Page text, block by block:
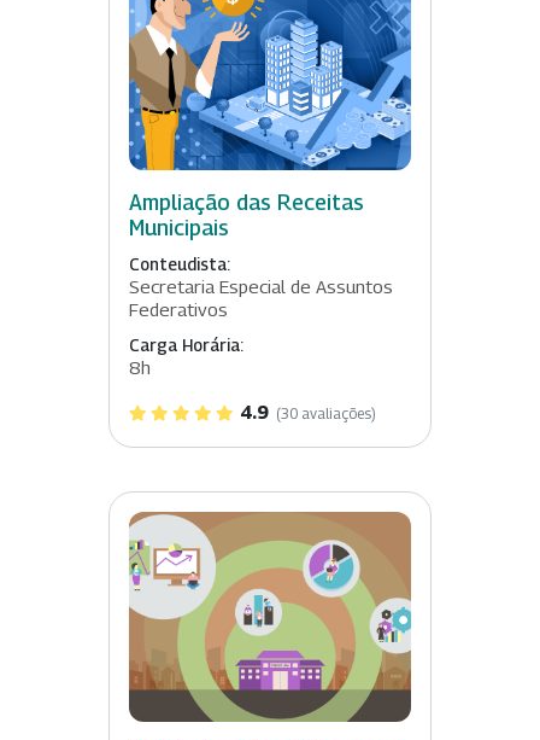
Ampliação das Receitas
Municipais
Conteudista:
Secretaria Especial de Assuntos
Federativos
Carga Horária:
8h
4.9 (30 avaliações)